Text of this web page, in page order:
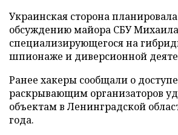
Украинская сторона
обсуждению майора СБУ
специализирующегося на
шпионаже и диверсионной
Ранее хакеры сообщали о
раскрывающим организаторов
объектам в Ленинградской
года.